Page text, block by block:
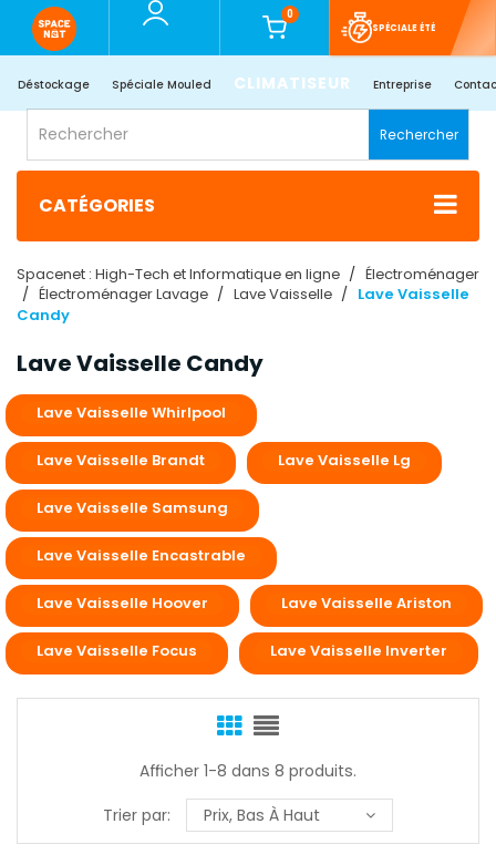
0
SPÉCIALE ÉTÉ
Déstockage Spéciale Mouled CLIMATISEUR Entreprise
Rechercher
CATÉGORIES
Spacenet : High-Tech et Informatique en ligne
Électroménager
Électroménager Lavage
Lave Vaisselle
Lave Vaisselle
Candy
Lave Vaisselle Candy
Lave Vaisselle Whirlpool
Lave Vaisselle Brandt Lave Vaisselle Lg
Lave Vaisselle Samsung
Lave Vaisselle Encastrable
Lave Vaisselle Hoover Lave Vaisselle Ariston
Lave Vaisselle Focus Lave Vaisselle Inverter
Afficher 1-8 dans 8 produits.
Trier par:
Prix, Bas À Haut